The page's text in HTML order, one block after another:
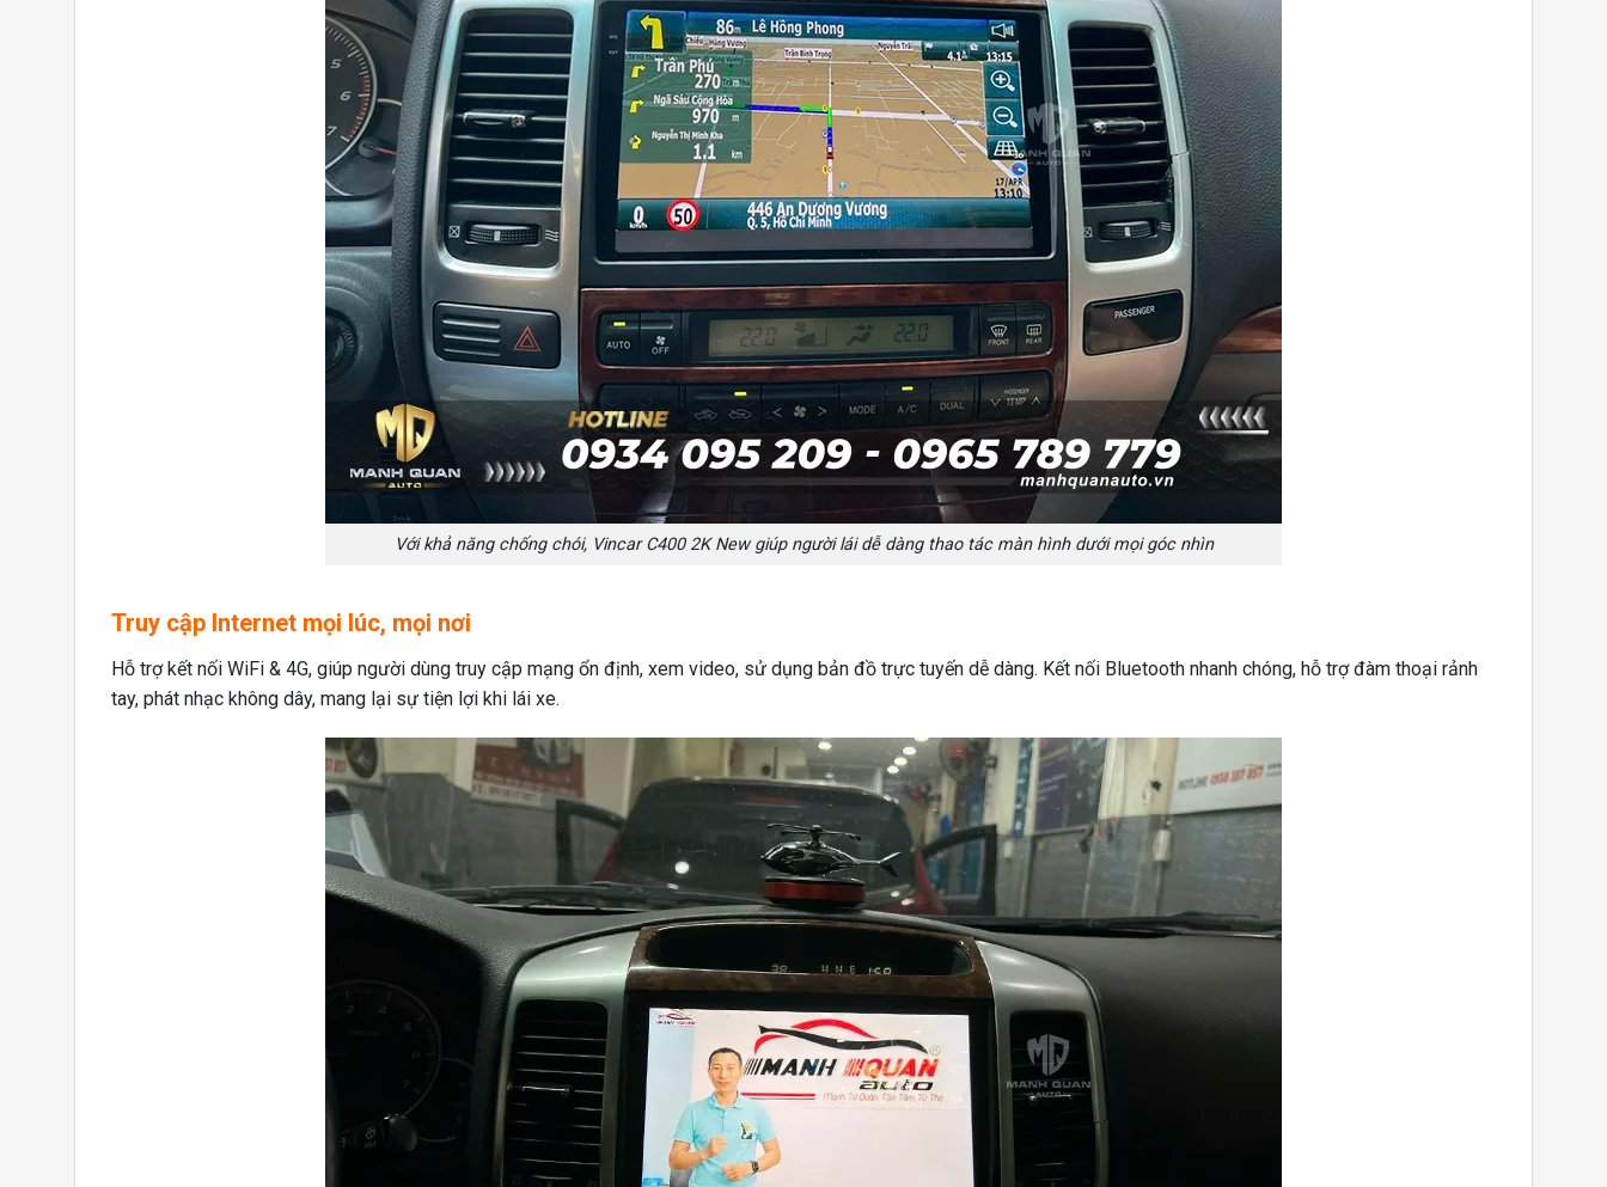
Với khả năng chống chói, Vincar C400 2K New giúp người lái dễ dàng thao tác màn hình dưới mọi góc nhìn
Truy cập Internet mọi lúc, mọi nơi
Hỗ trợ kết nối WiFi & 4G, giúp người dùng truy cập mạng ổn định, xem video, sử dụng bản đồ trực tuyến dễ dàng. Kết nối Bluetooth nhanh chóng, hỗ trợ đàm thoại rảnh
tay, phát nhạc không dây, mang lại sự tiện lợi khi lái xe.